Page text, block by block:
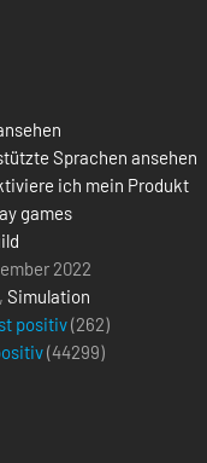
Sprachen ansehen
ich mein Produkt
games
2022
, Simulation
positiv(262)
(44299)